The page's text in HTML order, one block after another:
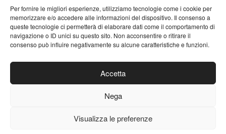
Per fornire le migliori esperienze, utilizziamo tecnologie come i cookie per
memorizzare e/o accedere alle informazioni del dispositivo. Il consenso a
queste tecnologie ci permetterà di elaborare dati come il comportamento di
navigazione o ID unici su questo sito. Non acconsentire o ritirare il
consenso può influire negativamente su alcune caratteristiche e funzioni.
Accetta
Nega
Visualizza le preferenze
L’arte si nutre di questa emozione
costantemente e incondizionatamente ne
sprigiona la sua essenza.
La gioia è un’emozione pura, spontanea,
diretta, libera e forte, equivalente in ogni
caratteristica all’arte.